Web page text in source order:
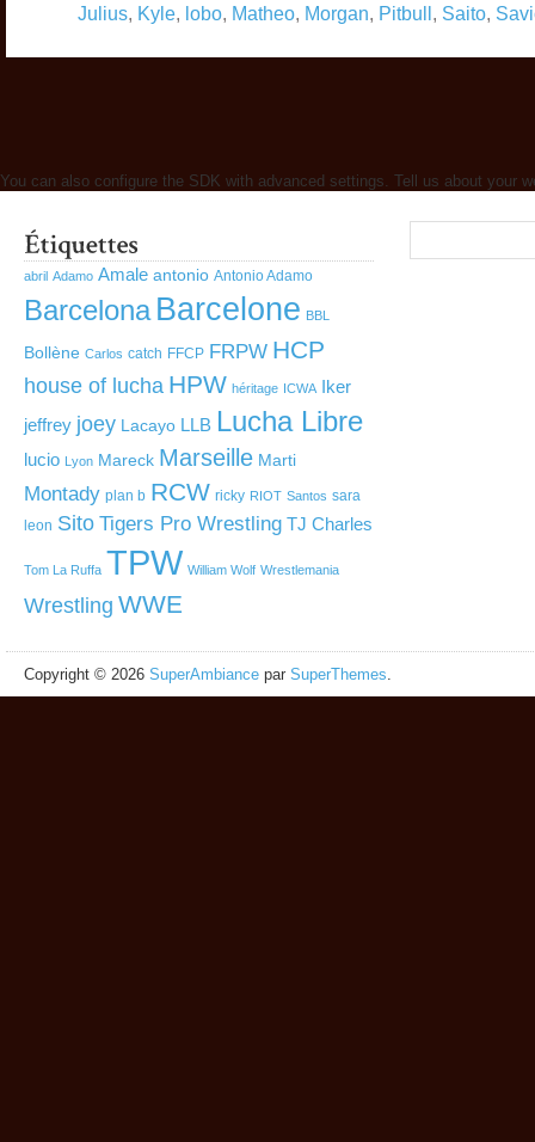
Julius, Kyle, lobo, Matheo, Morgan, Pitbull , Saito,
You can also configure the SDK with advanced settings. Tell us about your
abril Adamo Amale antonio Antonio Adamo
Barcelona Barcelone BBL
Bollène Carlos catch FFCP FRPW HCP
house of lucha HPW héritage ICWA Iker
jeffrey joey Lacayo LLB Lucha Libre
lucio Lyon Mareck Marseille Marti
Montady plan b RCW ricky RIOT Santos sara
leon Sito Tigers Pro Wrestling TJ Charles
Tom La Ruffa TPW William Wolf Wrestlemania
Wrestling WWE
Copyright © 2026 SuperAmbiance par SuperThemes.